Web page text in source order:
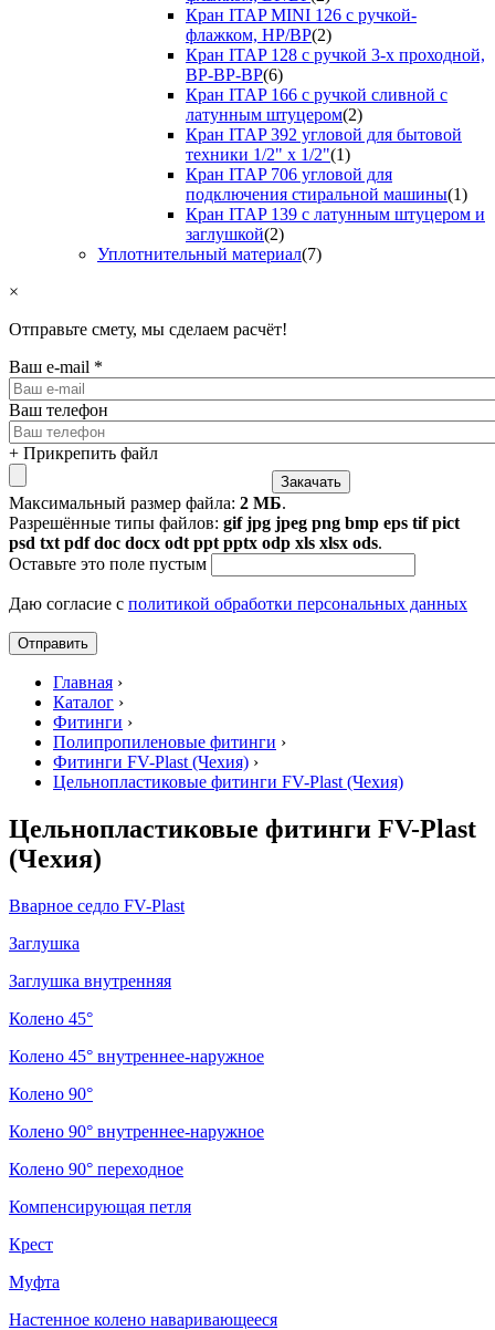
Кран ITAP MINI 126 с ручкой-
флажком, НР/ВР(2)
Кран ITAP 128 с ручкой 3-х проходной,
ВР-ВР-ВР(6)
Кран ITAP 166 с ручкой сливной с
латунным штуцером(2)
Кран ITAP 392 угловой для бытовой
техники 1/2" х 1/2"(1)
Кран ITAP 706 угловой для
подключения стиральной машины(1)
Кран ITAP 139 с латунным штуцером и
заглушкой(2)
Уплотнительный материал(7)
×
Отправьте смету, мы сделаем расчёт!
Ваш e-mail *
Ваш телефон
+ Прикрепить файл
Максимальный размер файла: 2 МБ.
Разрешённые типы файлов: gif jpg jpeg png bmp eps tif pict
psd txt pdf doc docx odt ppt pptx odp xls xlsx ods.
Оставьте это поле пустым
Даю согласие с политикой обработки персональных данных
Главная ›
Каталог ›
Фитинги ›
Полипропиленовые фитинги ›
Фитинги FV-Plast (Чехия) ›
Цельнопластиковые фитинги FV-Plast (Чехия)
Цельнопластиковые фитинги FV-Plast
(Чехия)
Вварное седло FV-Plast
Заглушка
Заглушка внутренняя
Колено 45°
Колено 45° внутреннее-наружное
Колено 90°
Колено 90° внутреннее-наружное
Колено 90° переходное
Компенсирующая петля
Крест
Муфта
Настенное колено наваривающееся